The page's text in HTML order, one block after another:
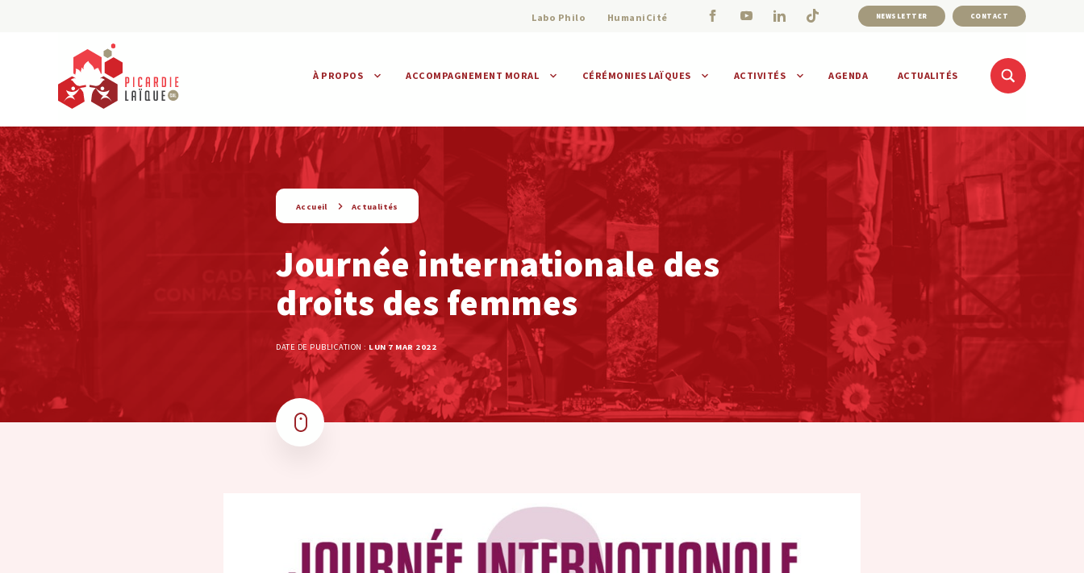
Labo Philo HumaniCité NEWSLETTER CONTACT
À PROPOS ACCOMPAGNEMENT MORAL
Assistance morale Individuelle
Collective
CÉRÉMONIES LAÏQUES ACTIVITÉS AGENDA ACTUALITÉS
string(9) « actualite »
Accueil Actualités
Journée internationale des
droits des femmes
DATE DE PUBLICATION : LUN 7 MAR 2022